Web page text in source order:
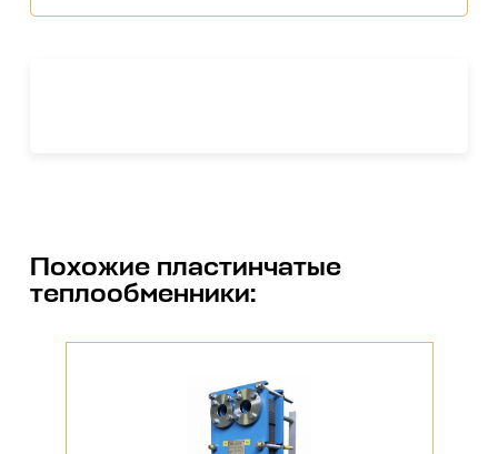
Похожие пластинчатые
теплообменники: